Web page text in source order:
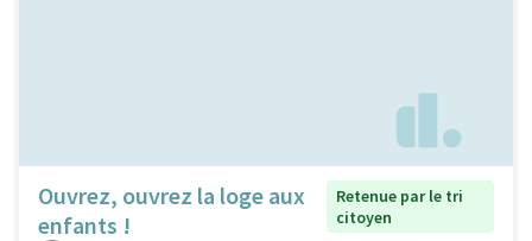
Ouvrez, ouvrez la loge aux
enfants !
Retenue par le tri
citoyen